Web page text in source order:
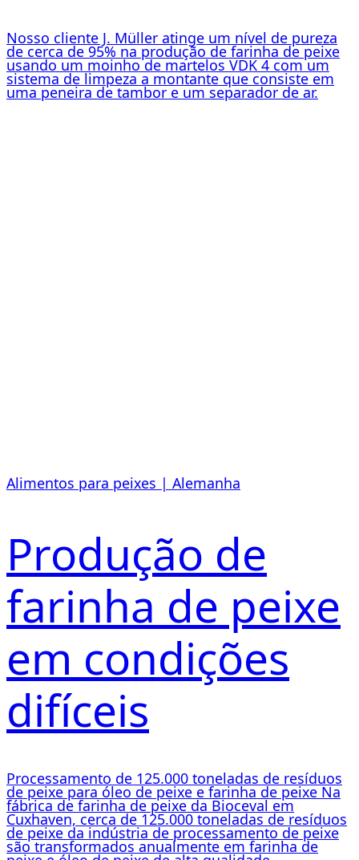
Nosso cliente J. Müller atinge um nível de pureza
de cerca de 95% na produção de farinha de peixe
usando um moinho de martelos VDK 4 com um
sistema de limpeza a montante que consiste em
uma peneira de tambor e um separador de ar.
Alimentos para peixes | Alemanha
Produção de
farinha de peixe
em condições
difíceis
Processamento de 125.000 toneladas de resíduos
de peixe para óleo de peixe e farinha de peixe Na
fábrica de farinha de peixe da Bioceval em
Cuxhaven, cerca de 125.000 toneladas de resíduos
de peixe da indústria de processamento de peixe
são transformados anualmente em farinha de